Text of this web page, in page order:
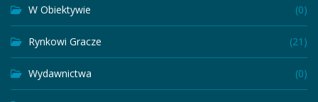
W Obiektywie (0)
Rynkowi Gracze (21)
Wydawnictwa (0)